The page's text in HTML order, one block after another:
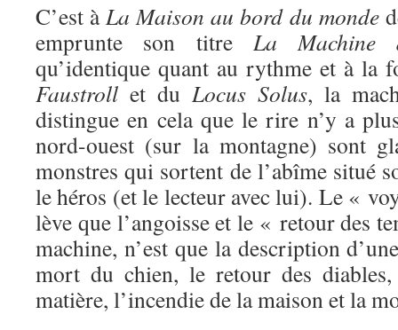
C’est àLa Maison au bord du monde
emprunte son titre La Machine
qu’identique quant au rythme et à la
Faustroll et du Locus Solus, la
distingue en cela que le rire n’y a
nord-ouest (sur la montagne) sont
monstres qui sortent de l’abîme situé
le héros (et le lecteur avec lui). Le «
lève que l’angoisse et le « retour des
machine, n’est que la description
mort du chien, le retour des
matière, l’incendie de la maison et la